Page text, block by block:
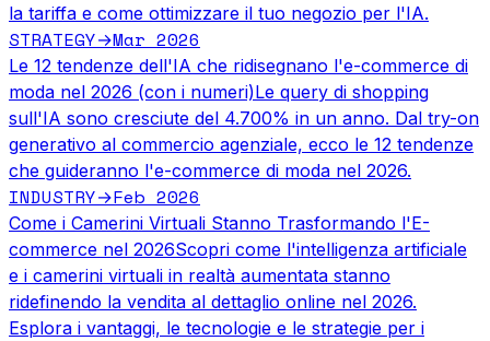
la tariffa e come ottimizzare il tuo negozio per l'IA.
STRATEGY→Mar 2026
Le 12 tendenze dell'IA che ridisegnano l'e-commerce di
moda nel 2026 (con i numeri)Le query di shopping
sull'IA sono cresciute del 4.700% in un anno. Dal try-on
generativo al commercio agenziale, ecco le 12 tendenze
che guideranno l'e-commerce di moda nel 2026.
INDUSTRY→Feb 2026
Come i Camerini Virtuali Stanno Trasformando l'E-
commerce nel 2026Scopri come l'intelligenza artificiale
e i camerini virtuali in realtà aumentata stanno
ridefinendo la vendita al dettaglio online nel 2026.
Esplora i vantaggi, le tecnologie e le strategie per i